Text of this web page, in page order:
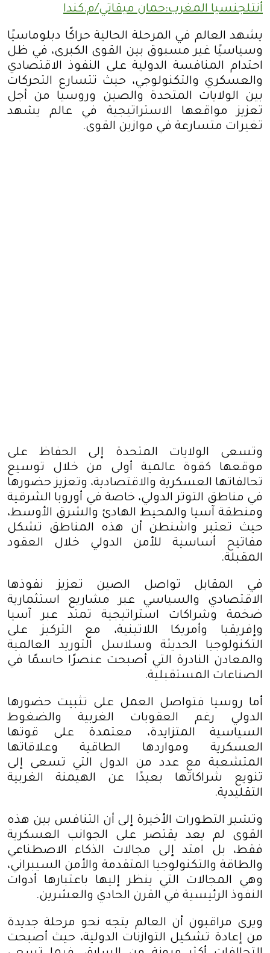
أنتلجنسيا المغرب:حمان ميقاتي/م.كندا
يشهد العالم في المرحلة الحالية حراكًا دبلوماسيًا
وسياسيًا غير مسبوق بين القوى الكبرى، في ظل
احتدام المنافسة الدولية على النفوذ الاقتصادي
والعسكري والتكنولوجي، حيث تتسارع التحركات
بين الولايات المتحدة والصين وروسيا من أجل
تعزيز مواقعها الاستراتيجية في عالم يشهد
تغيرات متسارعة في موازين القوى.
وتسعى الولايات المتحدة إلى الحفاظ على
موقعها كقوة عالمية أولى من خلال توسيع
تحالفاتها العسكرية والاقتصادية، وتعزيز حضورها
في مناطق التوتر الدولي، خاصة في أوروبا الشرقية
ومنطقة آسيا والمحيط الهادئ والشرق الأوسط،
حيث تعتبر واشنطن أن هذه المناطق تشكل
مفاتيح أساسية للأمن الدولي خلال العقود
المقبلة.
في المقابل تواصل الصين تعزيز نفوذها
الاقتصادي والسياسي عبر مشاريع استثمارية
ضخمة وشراكات استراتيجية تمتد عبر آسيا
وإفريقيا وأمريكا اللاتينية، مع التركيز على
التكنولوجيا الحديثة وسلاسل التوريد العالمية
والمعادن النادرة التي أصبحت عنصرًا حاسمًا في
الصناعات المستقبلية.
أما روسيا فتواصل العمل على تثبيت حضورها
الدولي رغم العقوبات الغربية والضغوط
السياسية المتزايدة، معتمدة على قوتها
العسكرية ومواردها الطاقية وعلاقاتها
المتشعبة مع عدد من الدول التي تسعى إلى
تنويع شراكاتها بعيدًا عن الهيمنة الغربية
التقليدية.
وتشير التطورات الأخيرة إلى أن التنافس بين هذه
القوى لم يعد يقتصر على الجوانب العسكرية
فقط، بل امتد إلى مجالات الذكاء الاصطناعي
والطاقة والتكنولوجيا المتقدمة والأمن السيبراني،
وهي المجالات التي ينظر إليها باعتبارها أدوات
النفوذ الرئيسية في القرن الحادي والعشرين.
ويرى مراقبون أن العالم يتجه نحو مرحلة جديدة
من إعادة تشكيل التوازنات الدولية، حيث أصبحت